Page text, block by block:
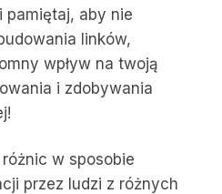
pamiętaj, aby nie
linków,
wpływ na twoją
i zdobywania
w sposobie
przez ludzi z różnych